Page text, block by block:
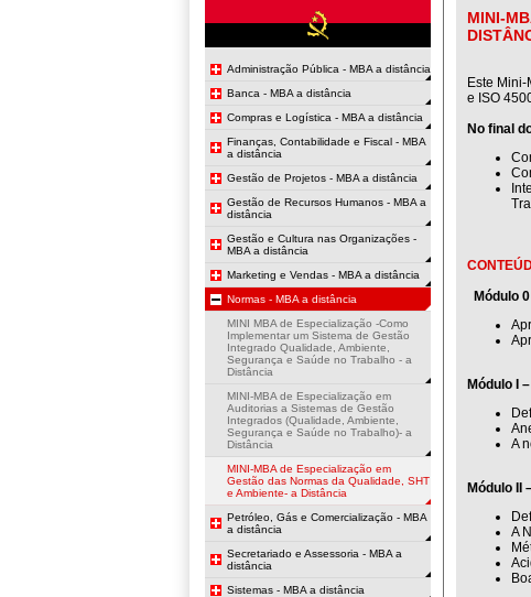
Administração Pública - MBA a distância
Banca - MBA a distância
Compras e Logística - MBA a distância
Finanças, Contabilidade e Fiscal - MBA
a distância
Gestão de Projetos - MBA a distância
Gestão de Recursos Humanos - MBA a
distância
Gestão e Cultura nas Organizações -
MBA a distância
Marketing e Vendas - MBA a distância
Normas - MBA a distância
MINI MBA de Especialização -Como
Implementar um Sistema de Gestão
Integrado Qualidade, Ambiente,
Segurança e Saúde no Trabalho - a
Distância
MINI-MBA de Especialização em
Auditorias a Sistemas de Gestão
Integrados (Qualidade, Ambiente,
Segurança e Saúde no Trabalho)- a
Distância
MINI-MBA de Especialização em
Gestão das Normas da Qualidade, SHT
e Ambiente- a Distância
Petróleo, Gás e Comercialização - MBA
a distância
Secretariado e Assessoria - MBA a
distância
Sistemas - MBA a distância
MINI-
Este
e ISO
No final
Módulo
Módulo I
A
Módulo II
A